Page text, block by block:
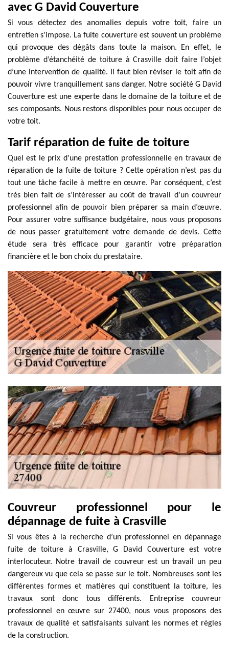
avec G David Couverture
Si vous détectez des anomalies depuis votre toit, faire un
entretien s’impose. La fuite couverture est souvent un problème
qui provoque des dégâts dans toute la maison. En effet, le
problème d’étanchéité de toiture à Crasville doit faire l’objet
d’une intervention de qualité. Il faut bien réviser le toit afin de
pouvoir vivre tranquillement sans danger. Notre société G David
Couverture est une experte dans le domaine de la toiture et de
ses composants. Nous restons disponibles pour nous occuper de
votre toit.
Tarif réparation de fuite de toiture
Quel est le prix d’une prestation professionnelle en travaux de
réparation de la fuite de toiture ? Cette opération n’est pas du
tout une tâche facile à mettre en œuvre. Par conséquent, c’est
très bien fait de s’intéresser au coût de travail d’un couvreur
professionnel afin de pouvoir bien préparer sa main d’œuvre.
Pour assurer votre suffisance budgétaire, nous vous proposons
de nous passer gratuitement votre demande de devis. Cette
étude sera très efficace pour garantir votre préparation
financière et le bon choix du prestataire.
Couvreur professionnel pour le
dépannage de fuite à Crasville
Si vous êtes à la recherche d’un professionnel en dépannage
fuite de toiture à Crasville, G David Couverture est votre
interlocuteur. Notre travail de couvreur est un travail un peu
dangereux vu que cela se passe sur le toit. Nombreuses sont les
différentes formes et matières qui constituent la toiture, les
travaux sont donc tous différents. Entreprise couvreur
professionnel en œuvre sur 27400, nous vous proposons des
travaux de qualité et satisfaisants suivant les normes et règles
de la construction.